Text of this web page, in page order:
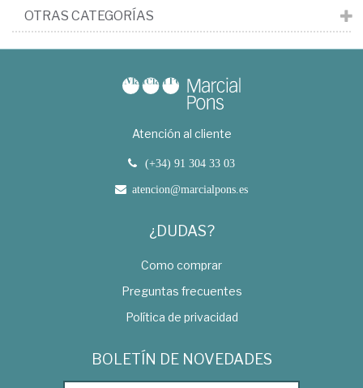
OTRAS CATEGORÍAS
Atención al cliente
(+34) 91 304 33 03
atencion@marcialpons.es
¿DUDAS?
Como comprar
Preguntas frecuentes
Política de privacidad
BOLETÍN DE NOVEDADES